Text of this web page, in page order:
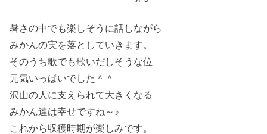
暑さの中でも楽しそうに話しながら
みかんの実を落としていきます。
そのうち歌でも歌いだしそうな位
元気いっぱいでした＾＾
沢山の人に支えられて大きくなる
みかん達は幸せですね～♪
これから収穫時期が楽しみです。